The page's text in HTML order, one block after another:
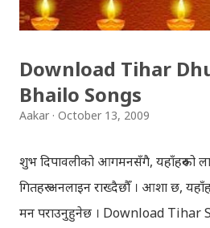
Vindraban. Radha waits for
Later she sets out as a Yogini
search self, leaving her
by her friend Bisakha
Download Tihar
Bhailo Songs
Aakar October 13, 2009
शुभ दिपावलीको आगमनसँगै, यहाँहरुको
गितहरु अनलाइन राख्दैछौँ । आशा छ,
मन पराउनुहुनेछ । Download